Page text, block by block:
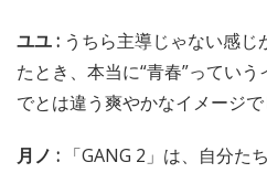
ユユ : うちら主導じゃない感
たとき、本当に“青春”ってい
でとは違う爽やかなイメージで
月ノ : 「GANG 2」は、自分た